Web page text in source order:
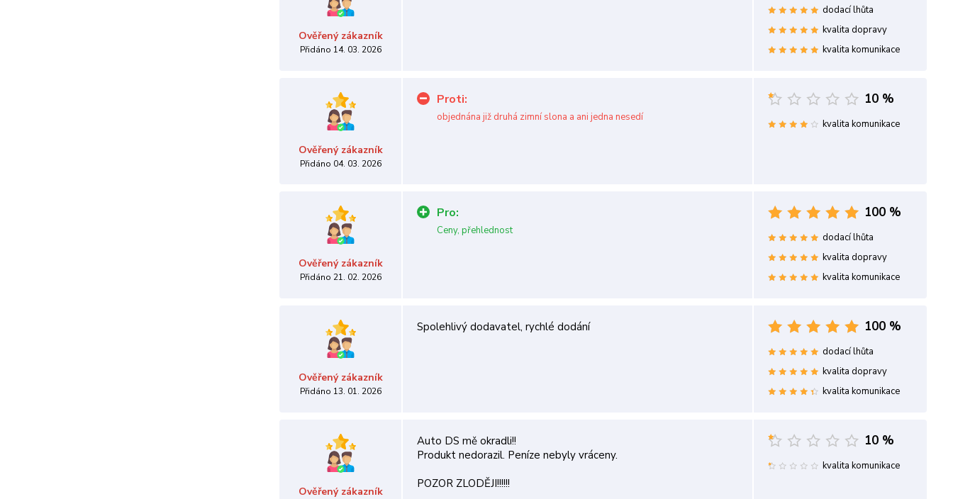
Ověřený zákazník
Přidáno 14. 03. 2026
dodací lhůta
kvalita dopravy
kvalita komunikace
Ověřený zákazník
Přidáno 04. 03. 2026
Proti:
objednána již druhá zimní slona a ani jedna nesedí
10 %
kvalita komunikace
Ověřený zákazník
Přidáno 21. 02. 2026
Pro:
Ceny, přehlednost
100 %
dodací lhůta
kvalita dopravy
kvalita komunikace
Ověřený zákazník
Přidáno 13. 01. 2026
Spolehlivý dodavatel, rychlé dodání 100 %
dodací lhůta
kvalita dopravy
kvalita komunikace
Ověřený zákazník
Auto DS mě okradli!!
Produkt nedorazil. Peníze nebyly vráceny.
POZOR ZLODĚJI!!!!!!
10 %
kvalita komunikace